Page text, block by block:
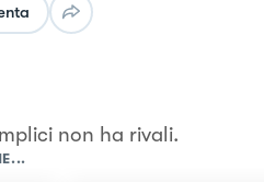
non ha rivali.